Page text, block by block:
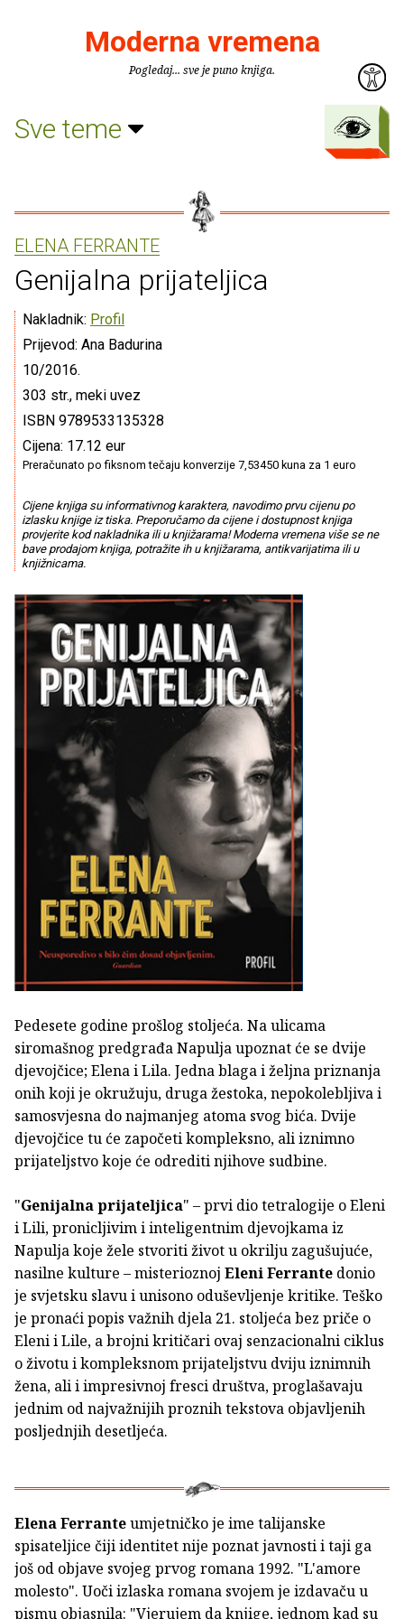
Moderna vremena
Pogledaj... sve je puno knjiga.
Sve teme
ELENA FERRANTE
Genijalna prijateljica
Nakladnik: Profil
Prijevod: Ana Badurina
10/2016.
303 str., meki uvez
ISBN 9789533135328
Cijena: 17.12 eur
Preračunato po fiksnom tečaju konverzije 7,53450 kuna za 1 euro
Cijene knjiga su informativnog karaktera, navodimo prvu cijenu po
izlasku knjige iz tiska. Preporučamo da cijene i dostupnost knjiga
provjerite kod nakladnika ili u knjižarama! Moderna vremena više se ne
bave prodajom knjiga, potražite ih u knjižarama, antikvarijatima ili u
knjižnicama.
Pedesete godine prošlog stoljeća. Na ulicama
siromašnog predgrađa Napulja upoznat će se dvije
djevojčice; Elena i Lila. Jedna blaga i željna priznanja
onih koji je okružuju, druga žestoka, nepokolebljiva i
samosvjesna do najmanjeg atoma svog bića. Dvije
djevojčice tu će započeti kompleksno, ali iznimno
prijateljstvo koje će odrediti njihove sudbine.
"Genijalna prijateljica" – prvi dio tetralogije o Eleni
i Lili, pronicljivim i inteligentnim djevojkama iz
Napulja koje žele stvoriti život u okrilju zagušujuće,
nasilne kulture – misterioznoj Eleni Ferrante donio
je svjetsku slavu i unisono oduševljenje kritike. Teško
je pronaći popis važnih djela 21. stoljeća bez priče o
Eleni i Lile, a brojni kritičari ovaj senzacionalni ciklus
o životu i kompleksnom prijateljstvu dviju iznimnih
žena, ali i impresivnoj fresci društva, proglašavaju
jednim od najvažnijih proznih tekstova objavljenih
posljednjih desetljeća.
Elena Ferranteumjetničko je ime talijanske
spisateljice čiji identitet nije poznat javnosti i taji ga
još od objave svojeg prvog romana 1992. "L'amore
molesto". Uoči izlaska romana svojem je izdavaču u
pismu objasnila: "Vjerujem da knjige, jednom kad su